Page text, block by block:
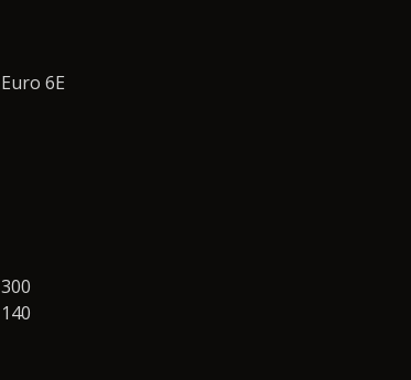
Euro 6E
300
140